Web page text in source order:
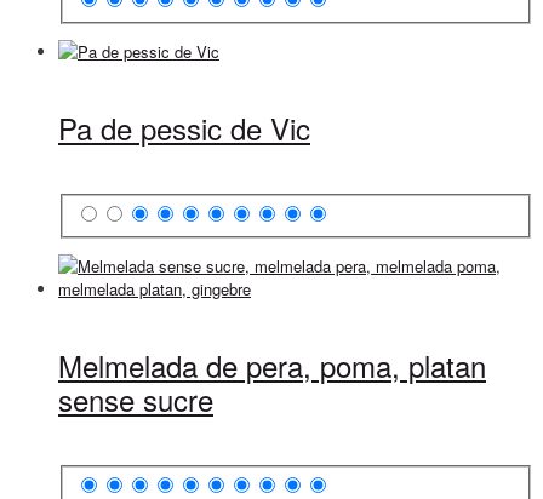
Pa de pessic de Vic
Melmelada de pera, poma, platan
sense sucre